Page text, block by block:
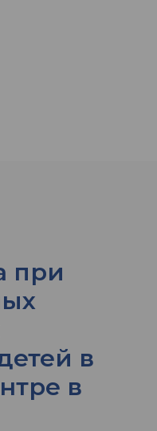
в третичном
при
в
в